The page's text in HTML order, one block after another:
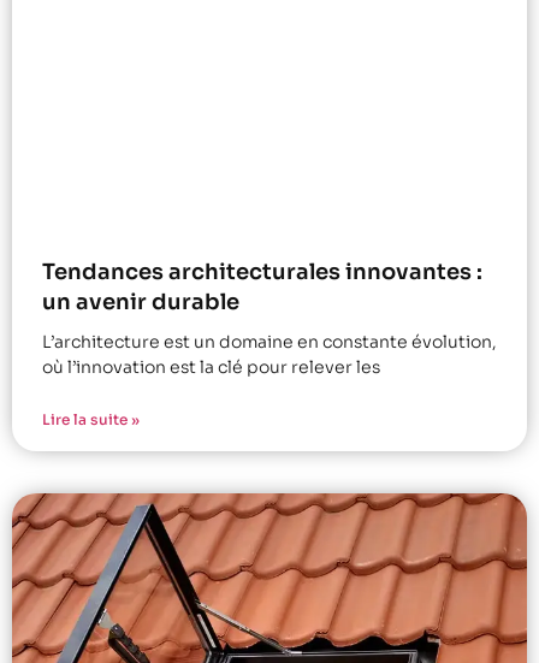
Tendances architecturales innovantes :
un avenir durable
L’architecture est un domaine en constante évolution,
où l’innovation est la clé pour relever les
Lire la suite »